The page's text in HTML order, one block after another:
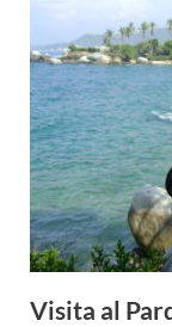
Visita al